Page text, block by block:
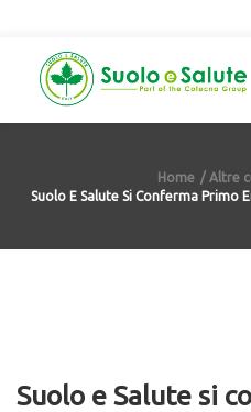
Home
Altre
Suolo E Salute Si Conferma Primo
Suolo e Salute si